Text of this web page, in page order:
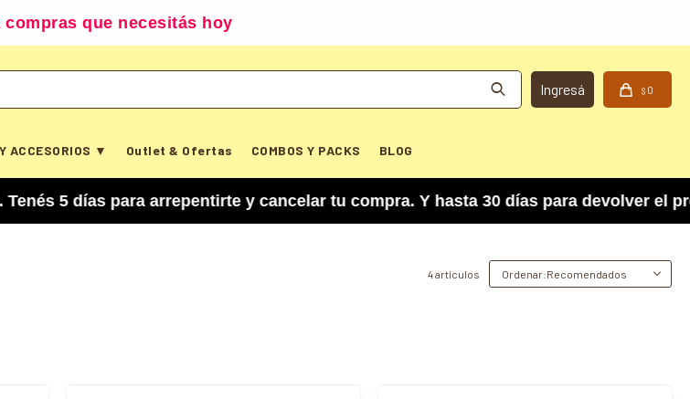
compras que necesitás hoy
ACCESORIOS ▼ Outlet & Ofertas COMBOS Y PACKS BLOG
$ 0
días para arrepentirte y cancelar tu compra. Y hasta 30 días para devolver el
4 artículos Recomendados